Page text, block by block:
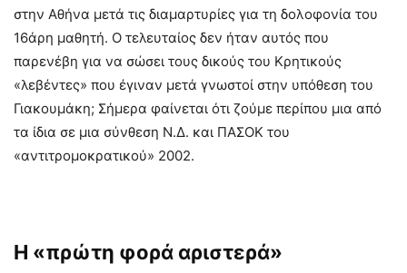
στην Αθήνα μετά τις διαμαρτυρίες για τη δολοφονία του
16άρη μαθητή. Ο τελευταίος δεν ήταν αυτός που
παρενέβη για να σώσει τους δικούς του Κρητικούς
«λεβέντες» που έγιναν μετά γνωστοί στην υπόθεση του
Γιακουμάκη; Σήμερα φαίνεται ότι ζούμε περίπου μια από
τα ίδια σε μια σύνθεση Ν.Δ. και ΠΑΣΟΚ του
«αντιτρομοκρατικού» 2002.
Η «πρώτη φορά αριστερά»